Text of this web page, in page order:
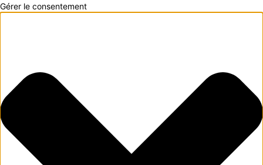
Gérer le consentement